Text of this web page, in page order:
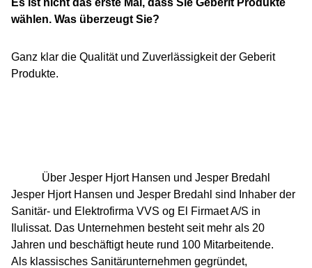
Es ist nicht das erste Mal, dass Sie Geberit Produkte
wählen. Was überzeugt Sie?
Ganz klar die Qualität und Zuverlässigkeit der Geberit
Produkte.
Über Jesper Hjort Hansen und Jesper Bredahl
Jesper Hjort Hansen und Jesper Bredahl sind Inhaber der
Sanitär- und Elektrofirma VVS og El Firmaet A/S in
Ilulissat. Das Unternehmen besteht seit mehr als 20
Jahren und beschäftigt heute rund 100 Mitarbeitende.
Als klassisches Sanitärunternehmen gegründet,